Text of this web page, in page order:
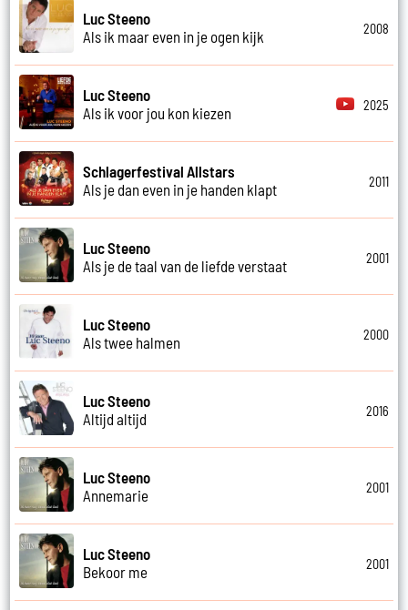
Luc Steeno
Als ik maar even in je ogen kijk
2008
Luc Steeno
Als ik voor jou kon kiezen
2025
Schlagerfestival Allstars
Als je dan even in je handen klapt
2011
Luc Steeno
Als je de taal van de liefde verstaat
2001
Luc Steeno
Als twee halmen
2000
Luc Steeno
Altijd altijd
2016
Luc Steeno
Annemarie
2001
Luc Steeno
Bekoor me
2001